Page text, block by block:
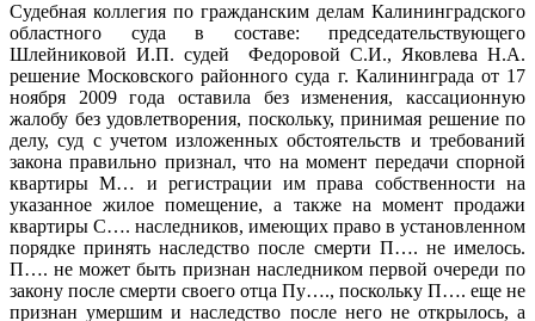
Судебная коллегия по гражданским делам Калининградского
областного суда в составе: председательствующего
Шлейниковой И.П. судей Федоровой С.И., Яковлева Н.А.
решение Московского районного суда г. Калининграда от 17
ноября 2009 года оставила без изменения, кассационную
жалобу без удовлетворения, поскольку, принимая решение по
делу, суд с учетом изложенных обстоятельств и требований
закона правильно признал, что на момент передачи спорной
квартиры М… и регистрации им права собственности на
указанное жилое помещение, а также на момент продажи
квартиры С…. наследников, имеющих право в установленном
порядке принять наследство после смерти П…. не имелось.
П…. не может быть признан наследником первой очереди по
закону после смерти своего отца Пу…., поскольку П…. еще не
признан умершим и наследство после него не открылось, а